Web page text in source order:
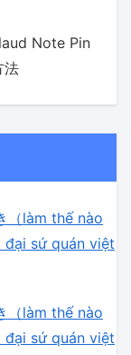
Note Pin
法
（làm thế nào
sứ quán việt
（làm thế nào
sứ quán việt